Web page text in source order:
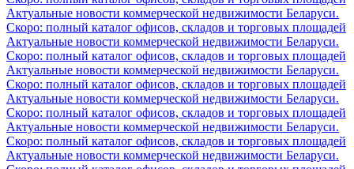
Актуальные новости коммерческой недвижимости Беларуси.
Скоро: полный каталог офисов, складов и торговых площадей
Актуальные новости коммерческой недвижимости Беларуси.
Скоро: полный каталог офисов, складов и торговых площадей
Актуальные новости коммерческой недвижимости Беларуси.
Скоро: полный каталог офисов, складов и торговых площадей
Актуальные новости коммерческой недвижимости Беларуси.
Скоро: полный каталог офисов, складов и торговых площадей
Актуальные новости коммерческой недвижимости Беларуси.
Скоро: полный каталог офисов, складов и торговых площадей
Актуальные новости коммерческой недвижимости Беларуси.